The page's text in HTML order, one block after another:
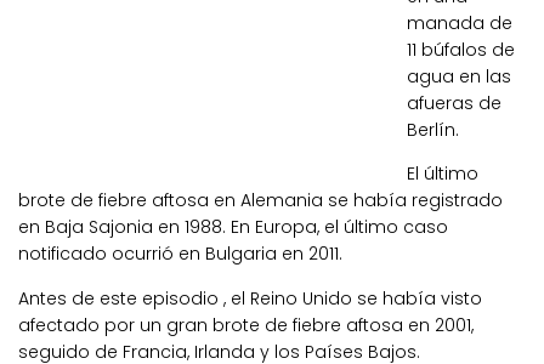
manada de
11 búfalos de
agua en las
afueras de
Berlín.
El último
brote de fiebre aftosa en Alemania se había registrado
en Baja Sajonia en 1988. En Europa, el último caso
notificado ocurrió en Bulgaria en 2011.
Antes de este episodio , el Reino Unido se había visto
afectado por un gran brote de fiebre aftosa en 2001,
seguido de Francia, Irlanda y los Países Bajos.